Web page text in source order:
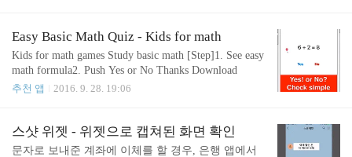
^ [무료버전]https://itunes.apple.com/kr/app/ajae-gaegeu
-baibeul-bamnaj/id1158833053
Easy Basic Math Quiz - Kids for math
Kids for math games Study basic math [Step]1. See easy
math formula2. Push Yes or No Thanks Download
추천 앱
2016. 9. 28. 19:06
스샷 위젯 - 위젯으로 캡쳐된 화면 확인
문자로 보내준 계좌에 이체를 할 경우, 은행 앱에서